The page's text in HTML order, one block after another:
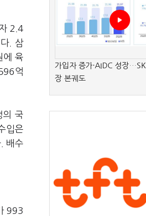
2.4
. 삼
에 육
억
의 국
입은
배수
993
가입자 증가·AIDC 성장
장 본궤도